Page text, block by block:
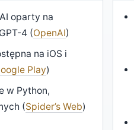
oparty na
4 (OpenAI)
na iOS i
Play)
w Python,
(Spider’s Web)